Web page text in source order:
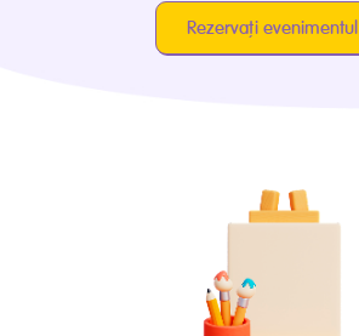
Rezervați evenimentul